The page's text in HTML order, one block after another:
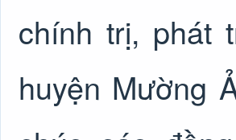
chính trị, phát
huyện Mường